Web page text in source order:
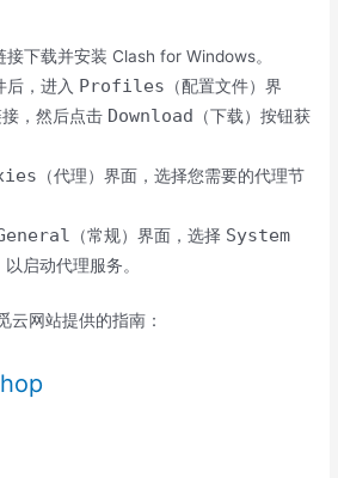
接下载并安装 Clash for Windows。
后，进入 Profiles （配置文件）界
，然后点击 Download
（下载）按钮获
（代理）界面，选择您需要的代理节
（常规）界面，选择 System
以启动代理服务。
云网站提供的指南：